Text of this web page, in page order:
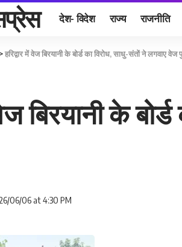
देश- विदेश राज्य राजनीति
हरिद्वार में वेज बिरयानी के बोर्ड का विरोध, साधु-संतों ने लगवाए
वेज बिरयानी के
06/06 at 4:30 PM